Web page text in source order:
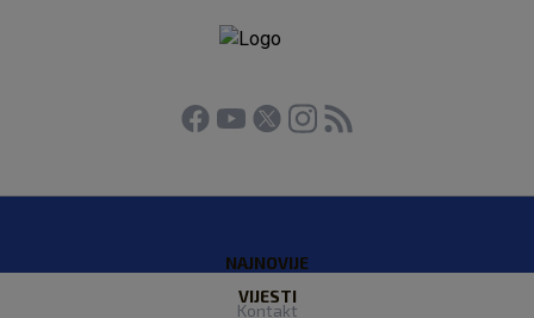
NAJNOVIJE
VIJESTI
Kontakt